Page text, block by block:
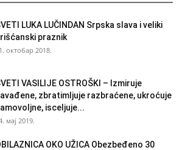
LUKA LUČINDAN Srpska slava i veliki
praznik
октобар 2018.
VASILIJE OSTROŠKI – Izmiruje
zbratimljuje razbraćene, ukroćuje
isceljuje...
мај 2019.
OKO UŽICA Obezbeđeno 30